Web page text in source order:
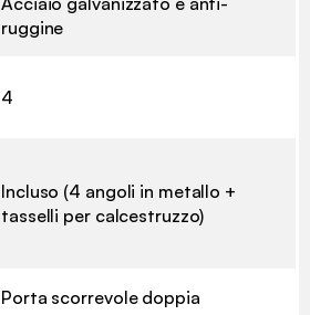
ruggine
4
Incluso (4 angoli in metallo +
tasselli per calcestruzzo)
Porta scorrevole doppia